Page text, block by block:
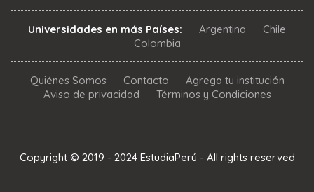
Universidades en más Países: Argentina
Chile
Colombia
Quiénes Somos Contacto
Agrega tu institución
Aviso de privacidad
Términos y Condiciones
Copyright © 2019 - 2024 EstudiaPerú - All rights reserved